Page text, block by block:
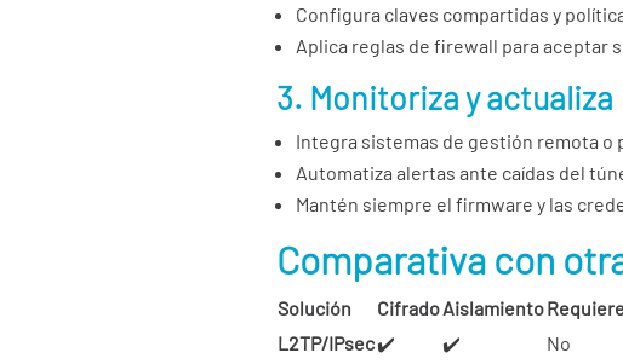
Configura claves compartidas y
Aplica reglas de firewall para aceptar
3. Monitoriza y actualiza
Integra sistemas de gestión remota o
Automatiza alertas ante caídas del
Mantén siempre el firmware y las
Comparativa con
Solución CifradoAislamiento
L2TP/IPsec✔️ ✔️ No